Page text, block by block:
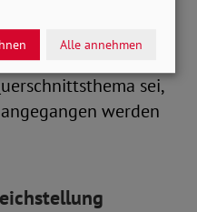
worden.
dass die mangelnde
sei,
werden
Alle annehmen